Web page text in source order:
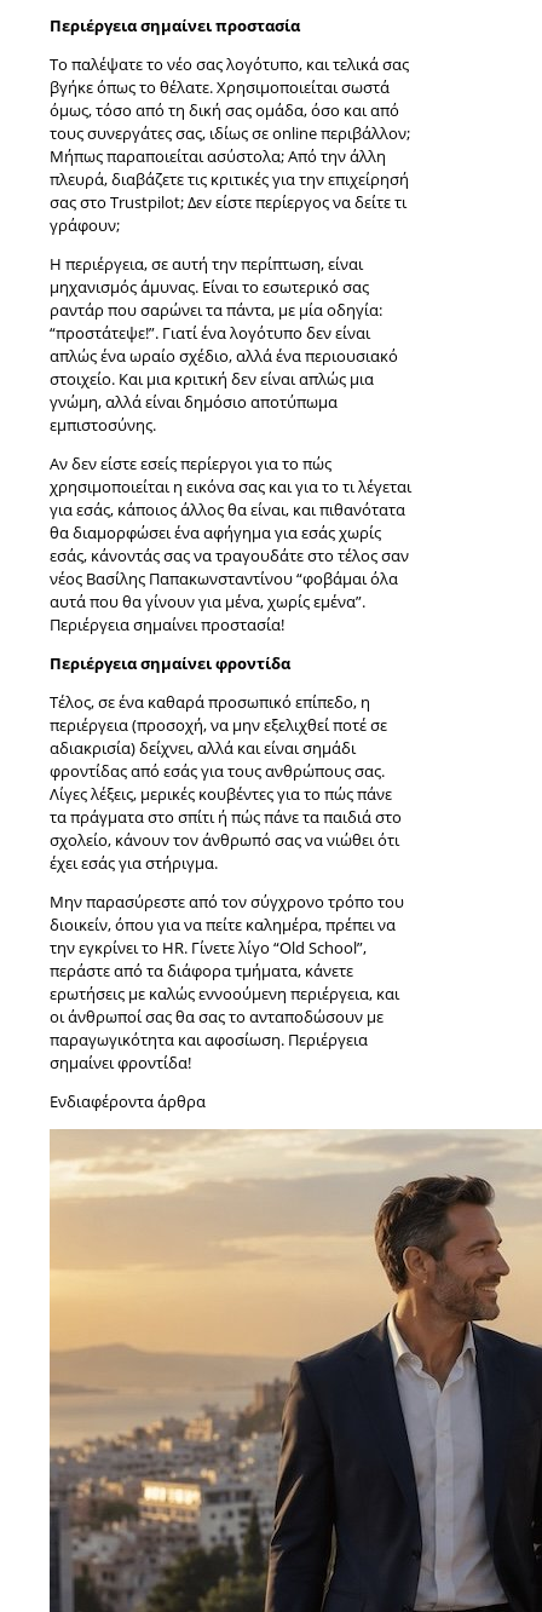
Περιέργεια σημαίνει προστασία
Το παλέψατε το νέο σας λογότυπο, και τελικά σας
βγήκε όπως το θέλατε. Χρησιμοποιείται σωστά
όμως, τόσο από τη δική σας ομάδα, όσο και από
τους συνεργάτες σας, ιδίως σε online περιβάλλον;
Μήπως παραποιείται ασύστολα; Από την άλλη
πλευρά, διαβάζετε τις κριτικές για την επιχείρησή
σας στο Trustpilot; Δεν είστε περίεργος να δείτε τι
γράφουν;
Η περιέργεια, σε αυτή την περίπτωση, είναι
μηχανισμός άμυνας. Είναι το εσωτερικό σας
ραντάρ που σαρώνει τα πάντα, με μία οδηγία:
“προστάτεψε!”. Γιατί ένα λογότυπο δεν είναι
απλώς ένα ωραίο σχέδιο, αλλά ένα περιουσιακό
στοιχείο. Και μια κριτική δεν είναι απλώς μια
γνώμη, αλλά είναι δημόσιο αποτύπωμα
εμπιστοσύνης.
Αν δεν είστε εσείς περίεργοι για το πώς
χρησιμοποιείται η εικόνα σας και για το τι λέγεται
για εσάς, κάποιος άλλος θα είναι, και πιθανότατα
θα διαμορφώσει ένα αφήγημα για εσάς χωρίς
εσάς, κάνοντάς σας να τραγουδάτε στο τέλος σαν
νέος Βασίλης Παπακωνσταντίνου “φοβάμαι όλα
αυτά που θα γίνουν για μένα, χωρίς εμένα”.
Περιέργεια σημαίνει προστασία!
Περιέργεια σημαίνει φροντίδα
Τέλος, σε ένα καθαρά προσωπικό επίπεδο, η
περιέργεια (προσοχή, να μην εξελιχθεί ποτέ σε
αδιακρισία) δείχνει, αλλά και είναι σημάδι
φροντίδας από εσάς για τους ανθρώπους σας.
Λίγες λέξεις, μερικές κουβέντες για το πώς πάνε
τα πράγματα στο σπίτι ή πώς πάνε τα παιδιά στο
σχολείο, κάνουν τον άνθρωπό σας να νιώθει ότι
έχει εσάς για στήριγμα.
Μην παρασύρεστε από τον σύγχρονο τρόπο του
διοικείν, όπου για να πείτε καλημέρα, πρέπει να
την εγκρίνει το HR. Γίνετε λίγο “Old School”,
περάστε από τα διάφορα τμήματα, κάνετε
ερωτήσεις με καλώς εννοούμενη περιέργεια, και
οι άνθρωποί σας θα σας το ανταποδώσουν με
παραγωγικότητα και αφοσίωση. Περιέργεια
σημαίνει φροντίδα!
Ενδιαφέροντα άρθρα